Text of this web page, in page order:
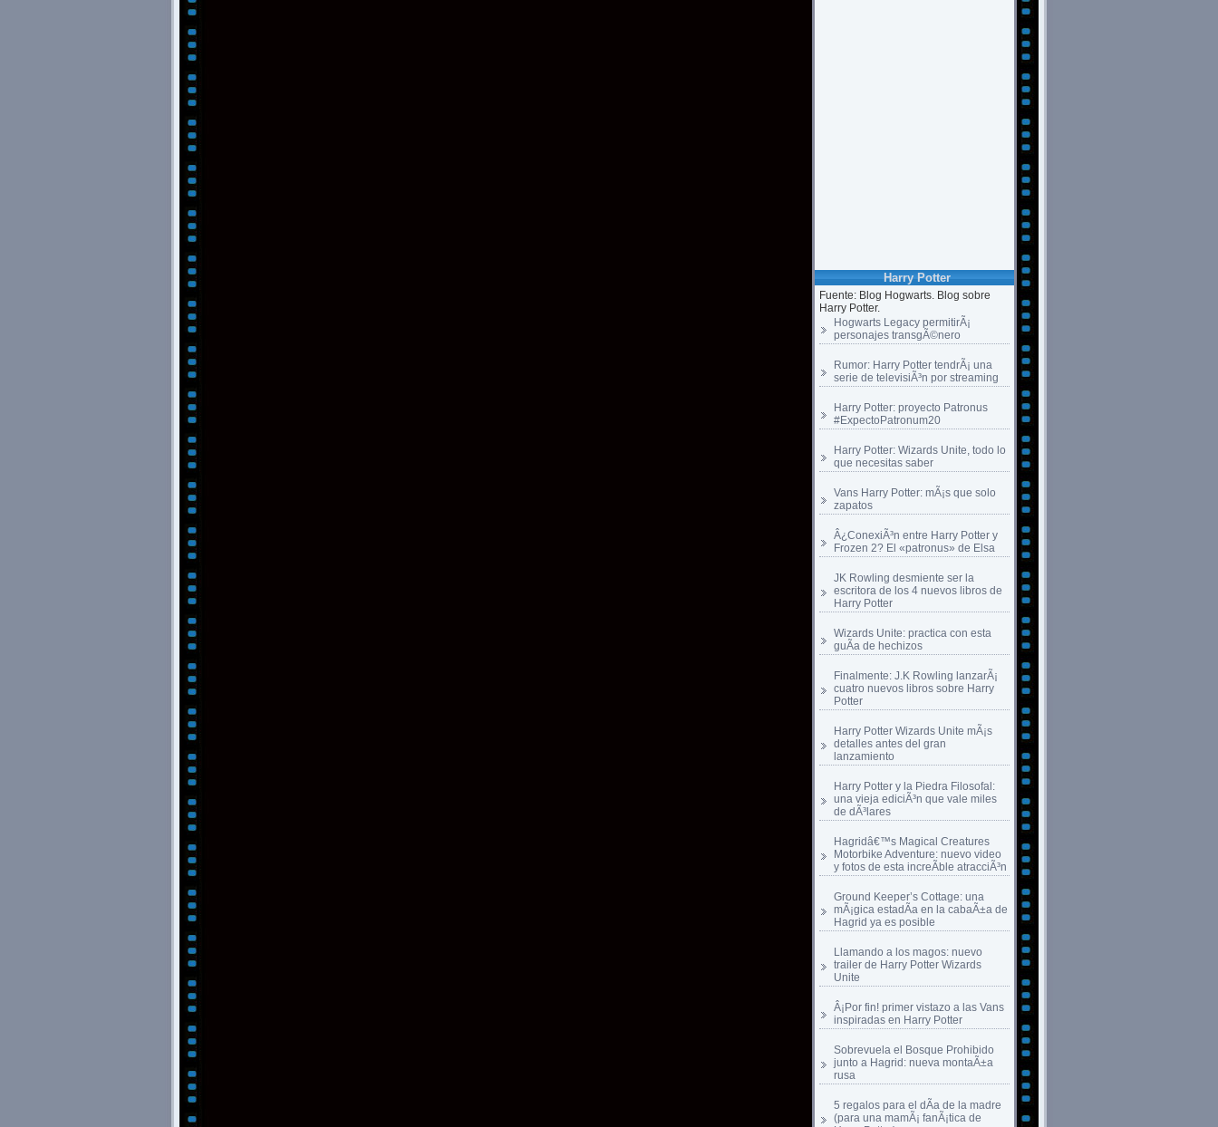
Harry Potter
Fuente: Blog Hogwarts. Blog sobre
Harry Potter.
Hogwarts Legacy permitirÃ¡
personajes transgÃ©nero
Rumor: Harry Potter tendrÃ¡ una
serie de televisiÃ³n por streaming
Harry Potter: proyecto Patronus
#ExpectoPatronum20
Harry Potter: Wizards Unite, todo lo
que necesitas saber
Vans Harry Potter: mÃ¡s que solo
zapatos
Â¿ConexiÃ³n entre Harry Potter y
Frozen 2? El «patronus» de Elsa
JK Rowling desmiente ser la
escritora de los 4 nuevos libros de
Harry Potter
Wizards Unite: practica con esta
guÃ­a de hechizos
Finalmente: J.K Rowling lanzarÃ¡
cuatro nuevos libros sobre Harry
Potter
Harry Potter Wizards Unite mÃ¡s
detalles antes del gran
lanzamiento
Harry Potter y la Piedra Filosofal:
una vieja ediciÃ³n que vale miles
de dÃ³lares
Hagridâ€™s Magical Creatures
Motorbike Adventure: nuevo video
y fotos de esta increÃ­ble atracciÃ³n
Ground Keeper’s Cottage: una
mÃ¡gica estadÃ­a en la cabaÃ±a de
Hagrid ya es posible
Llamando a los magos: nuevo
trailer de Harry Potter Wizards
Unite
Â¡Por fin! primer vistazo a las Vans
inspiradas en Harry Potter
Sobrevuela el Bosque Prohibido
junto a Hagrid: nueva montaÃ±a
rusa
5 regalos para el dÃ­a de la madre
(para una mamÃ¡ fanÃ¡tica de